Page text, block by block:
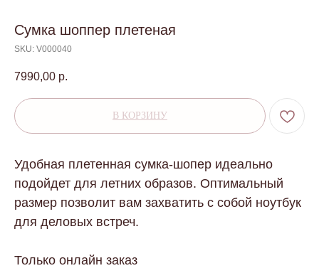
Сумка шоппер плетеная
SKU: V000040
7990,00 р.
В КОРЗИНУ
Удобная плетенная сумка-шопер идеально
подойдет для летних образов. Оптимальный
размер позволит вам захватить с собой ноутбук
для деловых встреч.
Только онлайн заказ